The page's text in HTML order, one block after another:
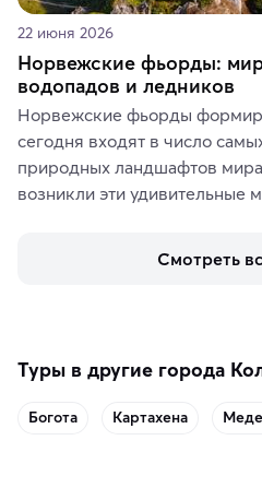
22 июня 2026
Норвежские фьорды:
водопадов и ледников
Норвежские фьорды
сегодня входят в число
природных ландшафтов
возникли эти удивительные
включить в маршрут по
Смотреть
Туры в другие города
Богота Картахена